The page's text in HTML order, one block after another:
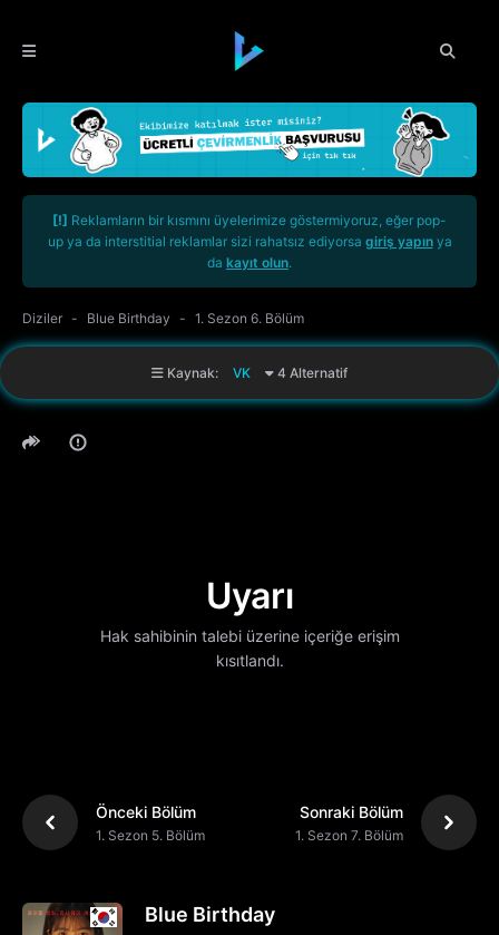
[!] Reklamların bir kısmını üyelerimize göstermiyoruz, eğer pop-
up ya da interstitial reklamlar sizi rahatsız ediyorsa giriş yapınya
da kayıt olun.
Diziler Blue Birthday 1. Sezon 6. Bölüm
Kaynak: VK 4 Alternatif
Uyarı
Hak sahibinin talebi üzerine içeriğe erişim
kısıtlandı.
Önceki Bölüm
1. Sezon 5. Bölüm
Sonraki Bölüm
1. Sezon 7. Bölüm
Blue Birthday